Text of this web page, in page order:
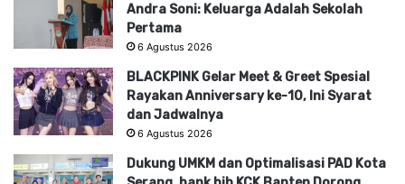
Andra Soni: Keluarga Adalah Sekolah
Pertama
6 Agustus 2026
BLACKPINK Gelar Meet & Greet Spesial
Rayakan Anniversary ke-10, Ini Syarat
dan Jadwalnya
6 Agustus 2026
Dukung UMKM dan Optimalisasi PAD Kota